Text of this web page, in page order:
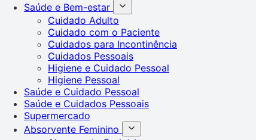
Saúde e Bem-estar
Cuidado Adulto
Cuidado com o Paciente
Cuidados para Incontinência
Cuidados Pessoais
Higiene e Cuidado Pessoal
Higiene Pessoal
Saúde e Cuidado Pessoal
Saúde e Cuidados Pessoais
Supermercado
Absorvente Feminino